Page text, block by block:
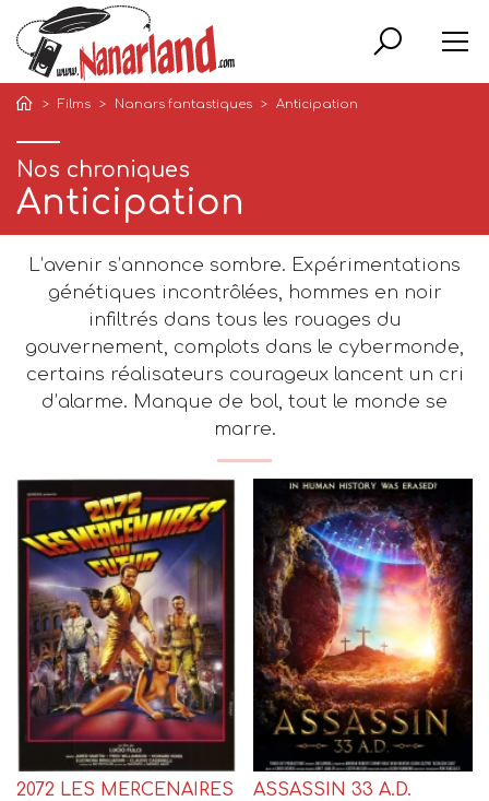
Films Nanars fantastiques Anticipation
Nos chroniques
Anticipation
L’avenir s’annonce sombre. Expérimentations
génétiques incontrôlées, hommes en noir
infiltrés dans tous les rouages du
gouvernement, complots dans le cybermonde,
certains réalisateurs courageux lancent un cri
d’alarme. Manque de bol, tout le monde se
marre.
2072 LES MERCENAIRES
ASSASSIN 33 A.D.